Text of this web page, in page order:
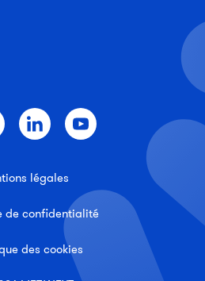
légales
de confidentialité
des cookies